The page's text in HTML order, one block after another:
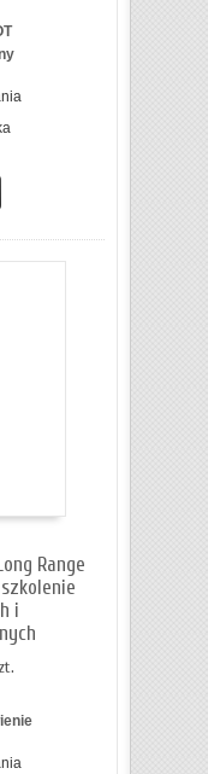
Range
szkolenie
i